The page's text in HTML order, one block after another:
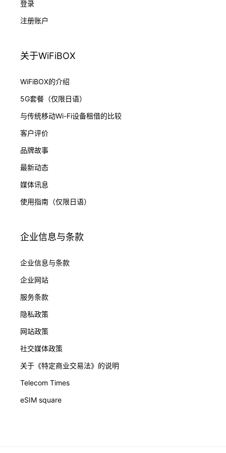
登录
注册账户
关于WiFiBOX
WiFiBOX的介绍
5G套餐（仅限日语）
与传统移动Wi-Fi设备租借的比较
客户评价
品牌故事
最新动态
媒体讯息
使用指南（仅限日语）
企业信息与条款
企业信息与条款
企业网站
服务条款
隐私政策
网站政策
社交媒体政策
关于《特定商业交易法》的说明
Telecom Times
eSIM square